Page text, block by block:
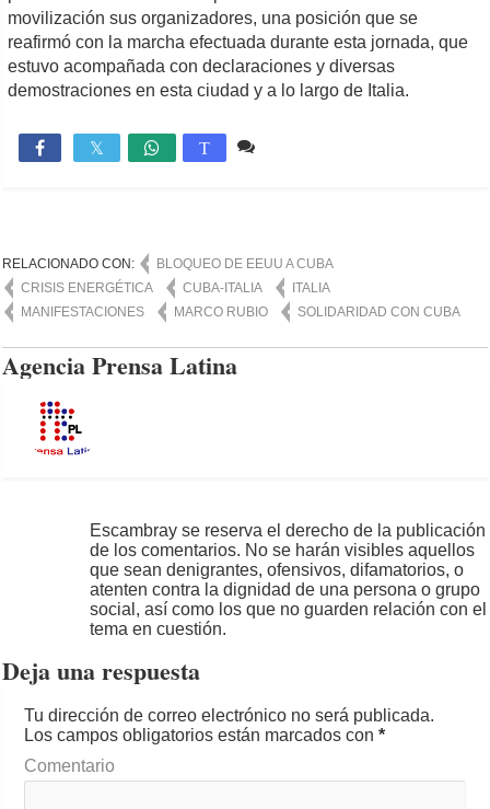
movilización sus organizadores, una posición que se
reafirmó con la marcha efectuada durante esta jornada, que
estuvo acompañada con declaraciones y diversas
demostraciones en esta ciudad y a lo largo de Italia.
 T
RELACIONADO CON:
BLOQUEO DE EEUU A CUBA
CRISIS ENERGÉTICA
CUBA-ITALIA
ITALIA
MANIFESTACIONES
MARCO RUBIO SOLIDARIDAD CON CUBA
Agencia Prensa Latina
Escambray se reserva el derecho de la publicación
de los comentarios. No se harán visibles aquellos
que sean denigrantes, ofensivos, difamatorios, o
atenten contra la dignidad de una persona o grupo
social, así como los que no guarden relación con el
tema en cuestión.
Deja una respuesta
Tu dirección de correo electrónico no será publicada.
Los campos obligatorios están marcados con*
Comentario